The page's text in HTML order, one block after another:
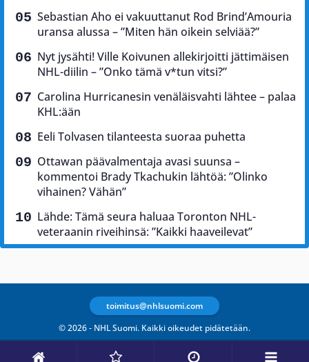
Sebastian Aho ei vakuuttanut Rod Brind’Amouria
uransa alussa – ”Miten hän oikein selviää?”
Nyt jysähti! Ville Koivunen allekirjoitti jättimäisen
NHL-diilin – ”Onko tämä v*tun vitsi?”
Carolina Hurricanesin venäläisvahti lähtee – palaa
KHL:ään
Eeli Tolvasen tilanteesta suoraa puhetta
Ottawan päävalmentaja avasi suunsa –
kommentoi Brady Tkachukin lähtöä: ”Olinko
vihainen? Vähän”
Lähde: Tämä seura haluaa Toronton NHL-
veteraanin riveihinsä: ”Kaikki haaveilevat”
© 2026 - NHL Suomi. Kaikki oikeudet pidätetään.
toimitus@nhlsuomi.com